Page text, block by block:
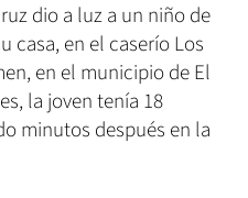
dio a luz a un niño de
casa, en el caserío Los
en el municipio de El
la joven tenía 18
minutos después en la